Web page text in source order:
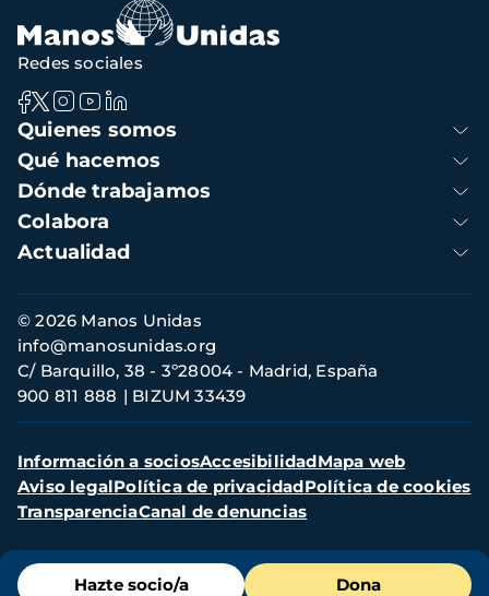
Menú
Hazte socio/a Dona
Navegación
principal
Quienes somos
Qué hacemos
Dónde trabajamos
Colabora
Actualidad
Redes sociales
Información
de
contacto
© 2026 Manos Unidas
C/ Barquillo, 38 - 3º28004 - Madrid, España
900 811 888
BIZUM 33439
info@manosunidas.org
Menú
secundario
Información a sociosAccesibilidadMapa web
Aviso legalPolítica de privacidadPolítica de cookies
TransparenciaCanal de denuncias